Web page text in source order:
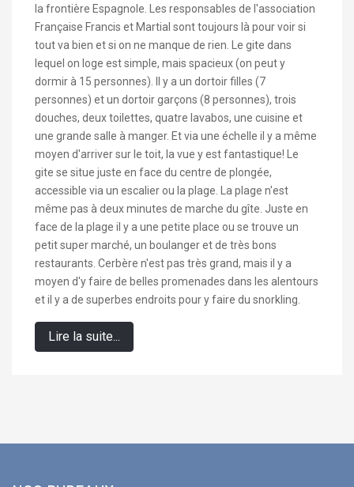
la frontière Espagnole. Les responsables de l'association
Française Francis et Martial sont toujours là pour voir si
tout va bien et si on ne manque de rien. Le gite dans
lequel on loge est simple, mais spacieux (on peut y
dormir à 15 personnes). Il y a un dortoir filles (7
personnes) et un dortoir garçons (8 personnes), trois
douches, deux toilettes, quatre lavabos, une cuisine et
une grande salle à manger. Et via une échelle il y a même
moyen d'arriver sur le toit, la vue y est fantastique! Le
gite se situe juste en face du centre de plongée,
accessible via un escalier ou la plage. La plage n'est
même pas à deux minutes de marche du gîte. Juste en
face de la plage il y a une petite place ou se trouve un
petit super marché, un boulanger et de très bons
restaurants. Cerbère n'est pas très grand, mais il y a
moyen d'y faire de belles promenades dans les alentours
et il y a de superbes endroits pour y faire du snorkling.
Lire la suite...